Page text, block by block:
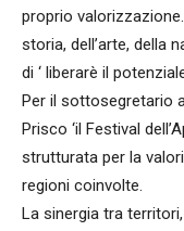
proprio
storia, dell’arte, della
di ‘ liberarè il
Per il sottosegretario
Prisco ‘il Festival
strutturata per la
regioni coinvolte.
La sinergia tra